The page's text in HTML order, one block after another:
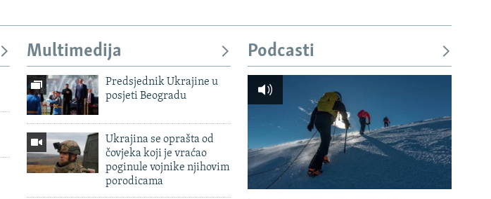
px
Multimedija
Predsjednik Ukrajine u
posjeti Beogradu
Ukrajina se oprašta od
čovjeka koji je vraćao
poginule vojnike njihovim
porodicama
Podcasti